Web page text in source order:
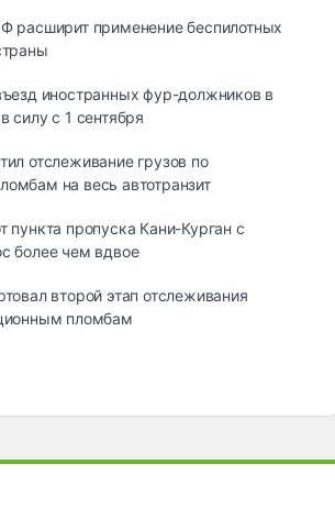
расширит применение беспилотных
иностранных фур-должников в
силу с 1 сентября
отслеживание грузов по
на весь автотранзит
пункта пропуска Кани-Курган с
более чем вдвое
второй этап отслеживания
пломбам